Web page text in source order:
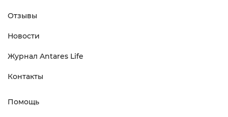
Отзывы
Новости
Журнал Antares Life
Контакты
Помощь